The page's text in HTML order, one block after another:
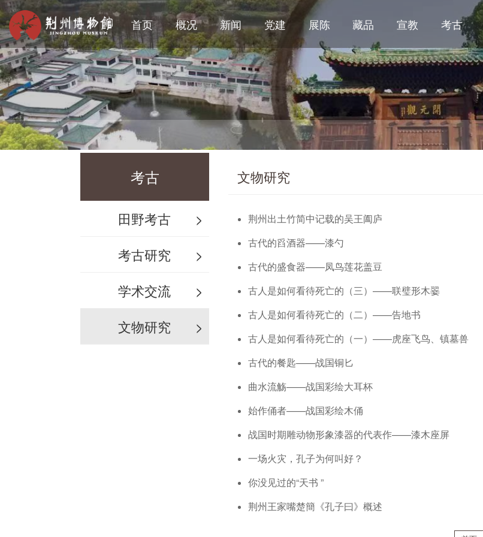
首页 概况 新闻 党建 展陈 藏品 宣教 考古
考古
田野考古
>
考古研究
>
学术交流
>
文物研究
>
文物研究
荆州出土竹简中记载的吴王阖庐
古代的舀酒器——漆勺
古代的盛食器——凤鸟莲花盖豆
古人是如何看待死亡的（三）——联璧形木翣
古人是如何看待死亡的（二）——告地书
古人是如何看待死亡的（一）——虎座飞鸟、镇墓兽
古代的餐匙——战国铜匕
曲水流觞——战国彩绘大耳杯
始作俑者——战国彩绘木俑
战国时期雕动物形象漆器的代表作——漆木座屏
一场火灾，孔子为何叫好？
你没见过的“天书 ”
荆州王家嘴楚簡《孔子曰》概述